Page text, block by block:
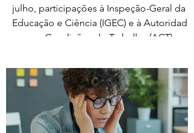
julho, participações à Inspeção-Geral da
Educação e Ciência (IGEC) e à Autoridade
para as Condições do Trabalho (ACT),
da Educação, Ciência e Inovação quanto
ao pagamento do serviço de classificação
dos exames nacionais. A FENPROF
contesta a intenção do MECI de vir a
remunerar o trabalho extraordinário dos